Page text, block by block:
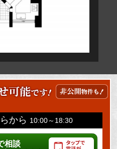
から 10:00～18:30
相談